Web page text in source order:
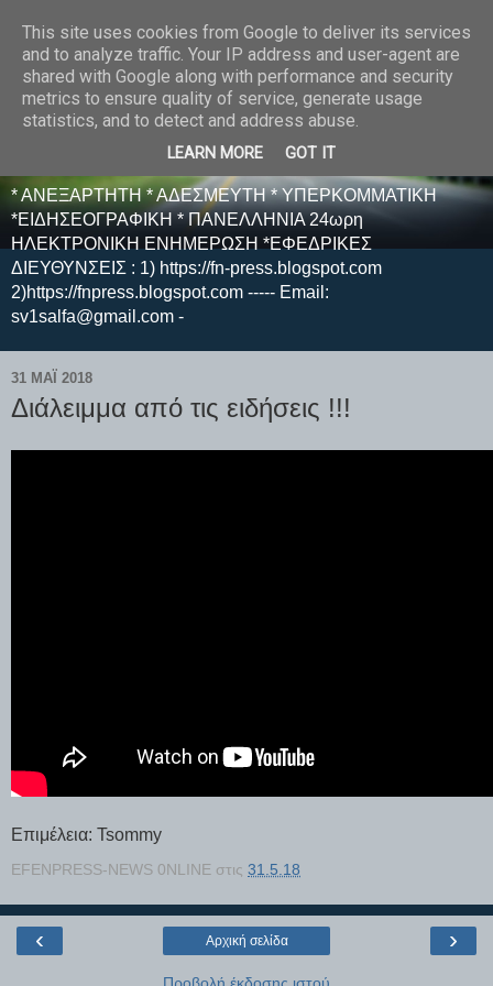
E F E N P R E S S -
ΗΛΕΚΤΡΟΝΙΚΗ
ΕΦΗΜΕΡΙΔΑ
* ΑΝΕΞΑΡΤΗΤΗ * ΑΔΕΣΜΕΥΤΗ * ΥΠΕΡΚΟΜΜΑΤΙΚΗ
*ΕΙΔΗΣΕΟΓΡΑΦΙΚΗ * ΠΑΝΕΛΛΗΝΙΑ 24ωρη
ΗΛΕΚΤΡΟΝΙΚΗ ΕΝΗΜΕΡΩΣΗ *ΕΦΕΔΡΙΚΕΣ
ΔΙΕΥΘΥΝΣΕΙΣ : 1) https://fn-press.blogspot.com
2)https://fnpress.blogspot.com ----- Email:
sv1salfa@gmail.com -
31 ΜΑΪ́ 2018
Διάλειμμα από τις ειδήσεις !!!
Επιμέλεια: Tsommy
EFENPRESS-NEWS 0NLINE στις 31.5.18
‹ ›
Αρχική σελίδα
Προβολή έκδοσης ιστού
This site uses cookies from Google to deliver its services
and to analyze traffic. Your IP address and user-agent are
shared with Google along with performance and security
metrics to ensure quality of service, generate usage
statistics, and to detect and address abuse.
LEARN MORE GOT IT